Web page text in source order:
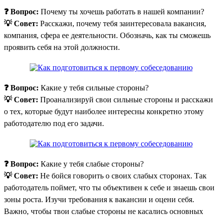
❓ Вопрос: Почему ты хочешь работать в нашей компании?
💡 Совет: Расскажи, почему тебя заинтересовала вакансия,
компания, сфера ее деятельности. Обозначь, как ты сможешь
проявить себя на этой должности.
❓ Вопрос: Какие у тебя сильные стороны?
💡 Совет: Проанализируй свои сильные стороны и расскажи
о тех, которые будут наиболее интересны конкретно этому
работодателю под его задачи.
❓ Вопрос: Какие у тебя слабые стороны?
💡 Совет: Не бойся говорить о своих слабых сторонах. Так
работодатель поймет, что ты объективен к себе и знаешь свои
зоны роста. Изучи требования к вакансии и оцени себя.
Важно, чтобы твои слабые стороны не касались основных